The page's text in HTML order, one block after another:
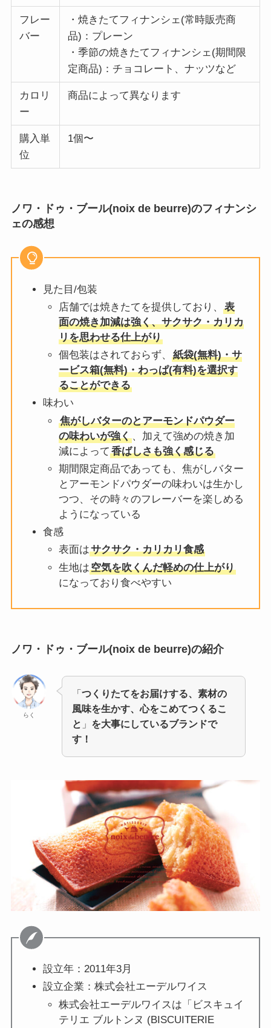
フレー
バー
・焼きたてフィナンシェ(常時販売商
品)：プレーン
・季節の焼きたてフィナンシェ(期間限
定商品)：チョコレート、ナッツなど
カロリ
ー
商品によって異なります
購入単
位
1個〜
ノワ・ドゥ・ブール(noix de beurre)のフィナンシ
ェの感想
見た目/包装
店舗では焼きたてを提供しており、
表
面の焼き加減は強く、サクサク・カリカ
リを思わせる仕上がり
個包装はされておらず、
紙袋(無料)・サ
ービス箱(無料)・わっぱ(有料)を選択す
ることができる
味わい
焦がしバターのとアーモンドパウダー
の味わいが強く、加えて強めの焼き加
減によって香ばしさも強く感じる
期間限定商品であっても、焦がしバター
とアーモンドパウダーの味わいは生かし
つつ、その時々のフレーバーを楽しめる
ようになっている
食感
表面はサクサク・カリカリ食感
生地は空気を吹くんだ軽めの仕上がり
になっており食べやすい
ノワ・ドゥ・ブール(noix de beurre)の紹介
らく
「つくりたてをお届けする、素材の
風味を生かす、心をこめてつくるこ
と 」 を大事にしているブランドで
す！
設立年：2011年3月
設立企業：株式会社エーデルワイス
株式会社エーデルワイスは「ビスキュイ
テリエ ブルトンヌ (BISCUITERIE